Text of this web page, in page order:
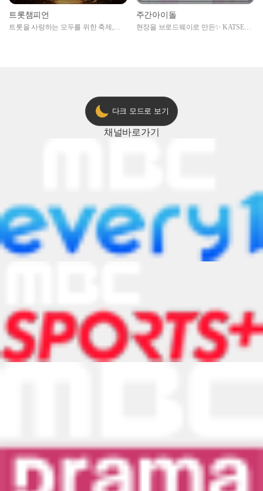
트롯챔피언
트롯을 사랑하는 모두를 위한 축제,
주간아이돌
현장을 브로드웨이로 만든✨ KATSEYE
다크 모드로 보기
채널바로가기